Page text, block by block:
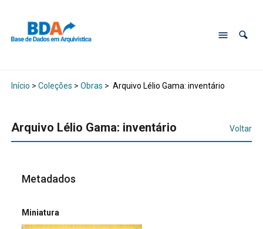
Início > Coleções > Obras > Arquivo Lélio Gama: inventário
Arquivo Lélio Gama: inventário Voltar
Metadados
Miniatura